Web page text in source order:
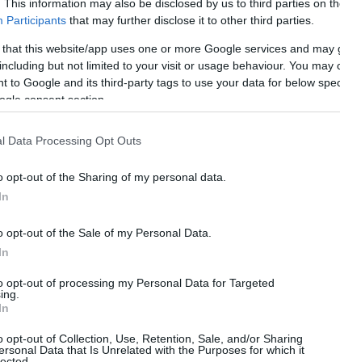
This information may also be disclosed by us to third parties on
Participants that may further disclose it to other third parties.
that this website/app uses one or more Google services and may
but not limited to your visit or usage behaviour. You may
to Google and its third-party tags to use your data for below
consent section.
Data Processing Opt Outs
opt-out of the Sharing of my personal data.
opt-out of the Sale of my Personal Data.
opt-out of processing my Personal Data for Targeted
opt-out of Collection, Use, Retention, Sale, and/or Sharing
Data that Is Unrelated with the Purposes for which it
come “sharing economy
” che poi si
sia un servizio piuttosto che un altro
di “capitalismo delle piattaforme”.
VITE E TRASFORMA TUTTO QUELLO CHE
in ogni analisi degna di questo
– si delineano due aspetti
della domanda, dall’altra la
di